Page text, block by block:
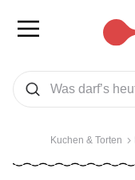
Was wollen Sie suchen
Suchen
Kuchen & Torten